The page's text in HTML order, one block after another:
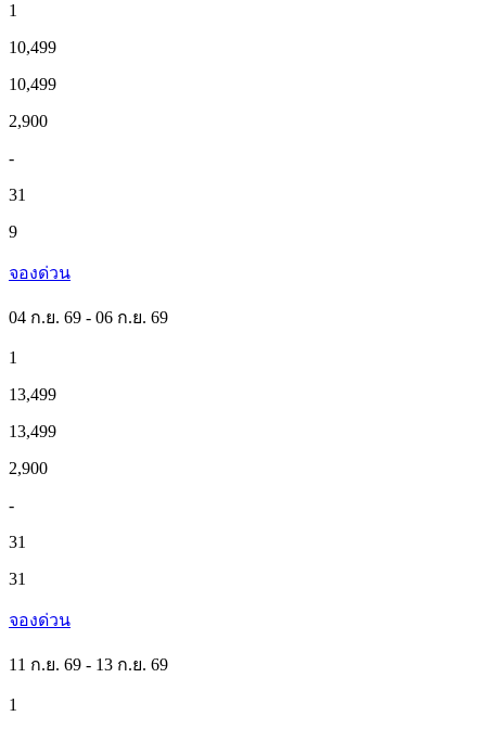
1
10,499
10,499
2,900
-
31
9
จองด่วน
04 ก.ย. 69 - 06 ก.ย. 69
1
13,499
13,499
2,900
-
31
31
จองด่วน
11 ก.ย. 69 - 13 ก.ย. 69
1